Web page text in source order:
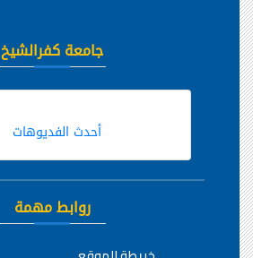
جامعة كفرالشيخ
أحدث الفديوهات
روابط مهمة